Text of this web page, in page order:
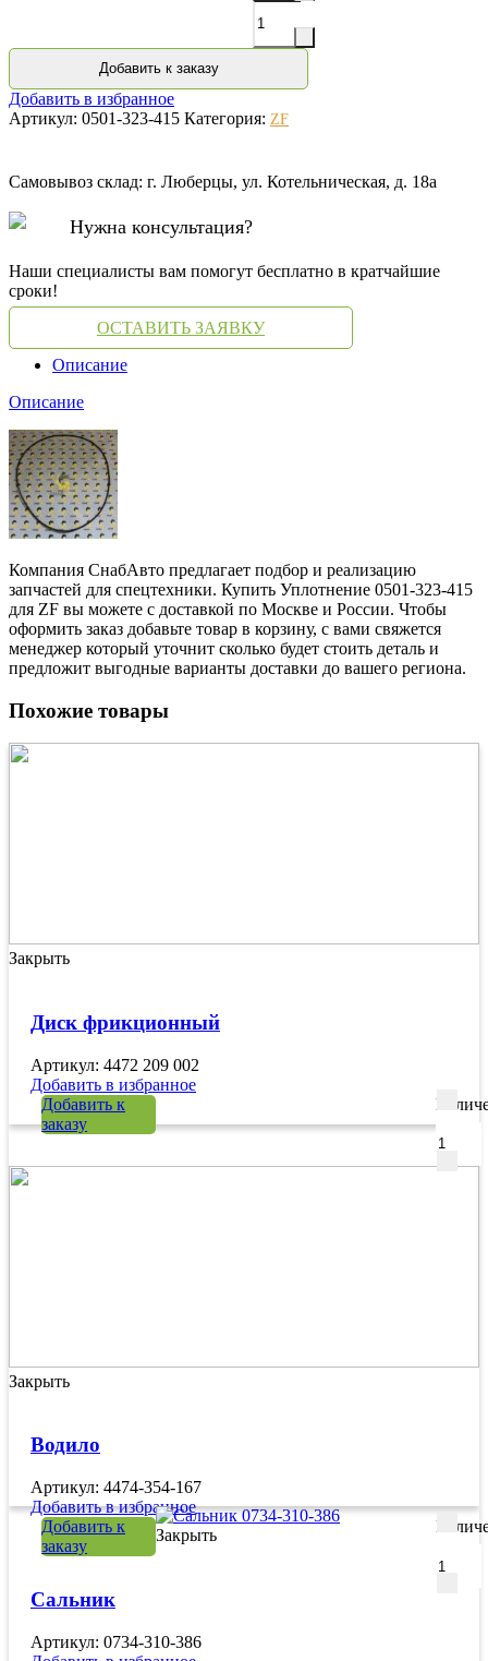
Добавить к заказу
Добавить в избранное
Артикул: 0501-323-415 Категория: ZF
Самовывоз склад: г. Люберцы, ул. Котельническая, д. 18а
Нужна консультация?
Наши специалисты вам помогут бесплатно в кратчайшие
сроки!
ОСТАВИТЬ ЗАЯВКУ
Описание
Описание
Компания СнабАвто предлагает подбор и реализацию
запчастей для спецтехники. Купить Уплотнение 0501-323-415
для ZF вы можете с доставкой по Москве и России. Чтобы
оформить заказ добавьте товар в корзину, с вами свяжется
менеджер который уточнит сколько будет стоить деталь и
предложит выгодные варианты доставки до вашего региона.
Похожие товары
Закрыть
Диск фрикционный
Артикул: 4472 209 002
Добавить в избранное
Добавить к
заказу
Закрыть
Водило
Артикул: 4474-354-167
Добавить в избранное
Добавить к
заказу
Закрыть
Сальник
Артикул: 0734-310-386